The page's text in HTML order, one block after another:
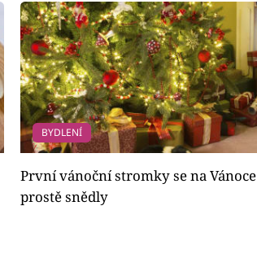
BYDLENÍ
První vánoční stromky se na Vánoce
prostě snědly